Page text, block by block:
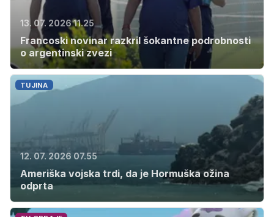
13. 07. 2026 11.25
Francoski novinar razkril šokantne podrobnosti
o argentinski zvezi
TUJINA
12. 07. 2026 07.55
Ameriška vojska trdi, da je Hormuška ožina
odprta